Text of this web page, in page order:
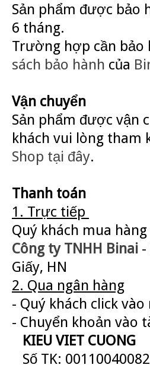
Sản phẩm được bảo
6 tháng.
Trường hợp cần bảo
sách bảo hành của
Vận chuyển
Sản phẩm được vận
khách vui lòng tham
Shop tại đây.
Thanh toán
1. Trực tiếp
Quý khách mua
Công ty TNHH Binai -
Giấy, HN
2. Qua ngân hàng
- Quý khách click
- Chuyển khoản vào
KIEU VIET CUONG
Số TK: